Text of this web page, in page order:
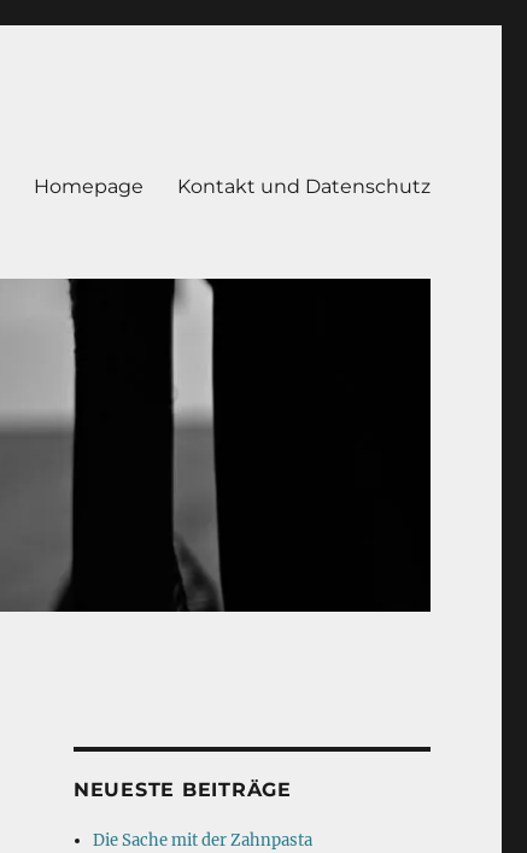
Homepage Kontakt und Datenschutz
NEUESTE BEITRÄGE
Die Sache mit der Zahnpasta